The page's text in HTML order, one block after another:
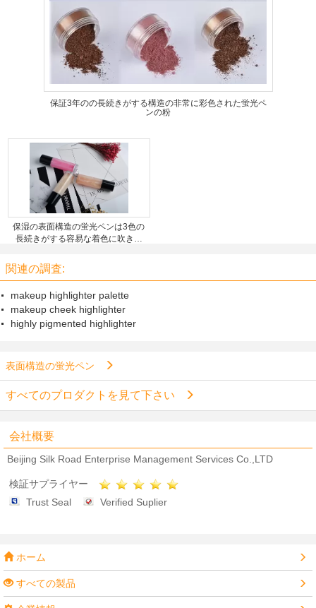
保証3年のの長続きがする構造の非常に彩色された蛍光ペ
ンの粉
保湿の表面構造の蛍光ペンは3色の
長続きがする容易な着色に吹きか
関連の調査:
makeup highlighter palette
makeup cheek highlighter
highly pigmented highlighter
表面構造の蛍光ペン
すべてのプロダクトを見て下さい
会社概要
Beijing Silk Road Enterprise Management Services Co.,LTD
検証サプライヤー
Trust Seal
Verified Suplier
ホーム
すべての製品